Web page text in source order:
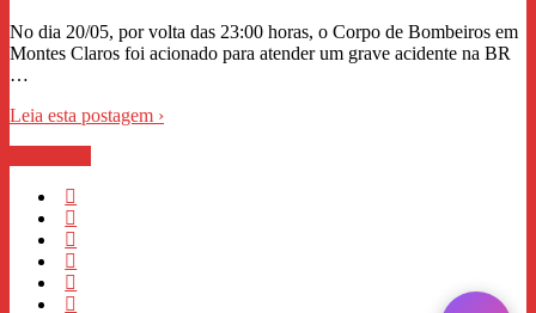
No dia 20/05, por volta das 23:00 horas, o Corpo de Bombeiros em
Montes Claros foi acionado para atender um grave acidente na BR
…
Leia esta postagem ›